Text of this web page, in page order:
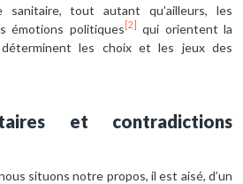
sanitaire, tout autant qu’ailleurs, les
émotions politiques [2]
qui orientent la
déterminent les choix et les jeux des
et contradictions
situons notre propos, il est aisé, d’un